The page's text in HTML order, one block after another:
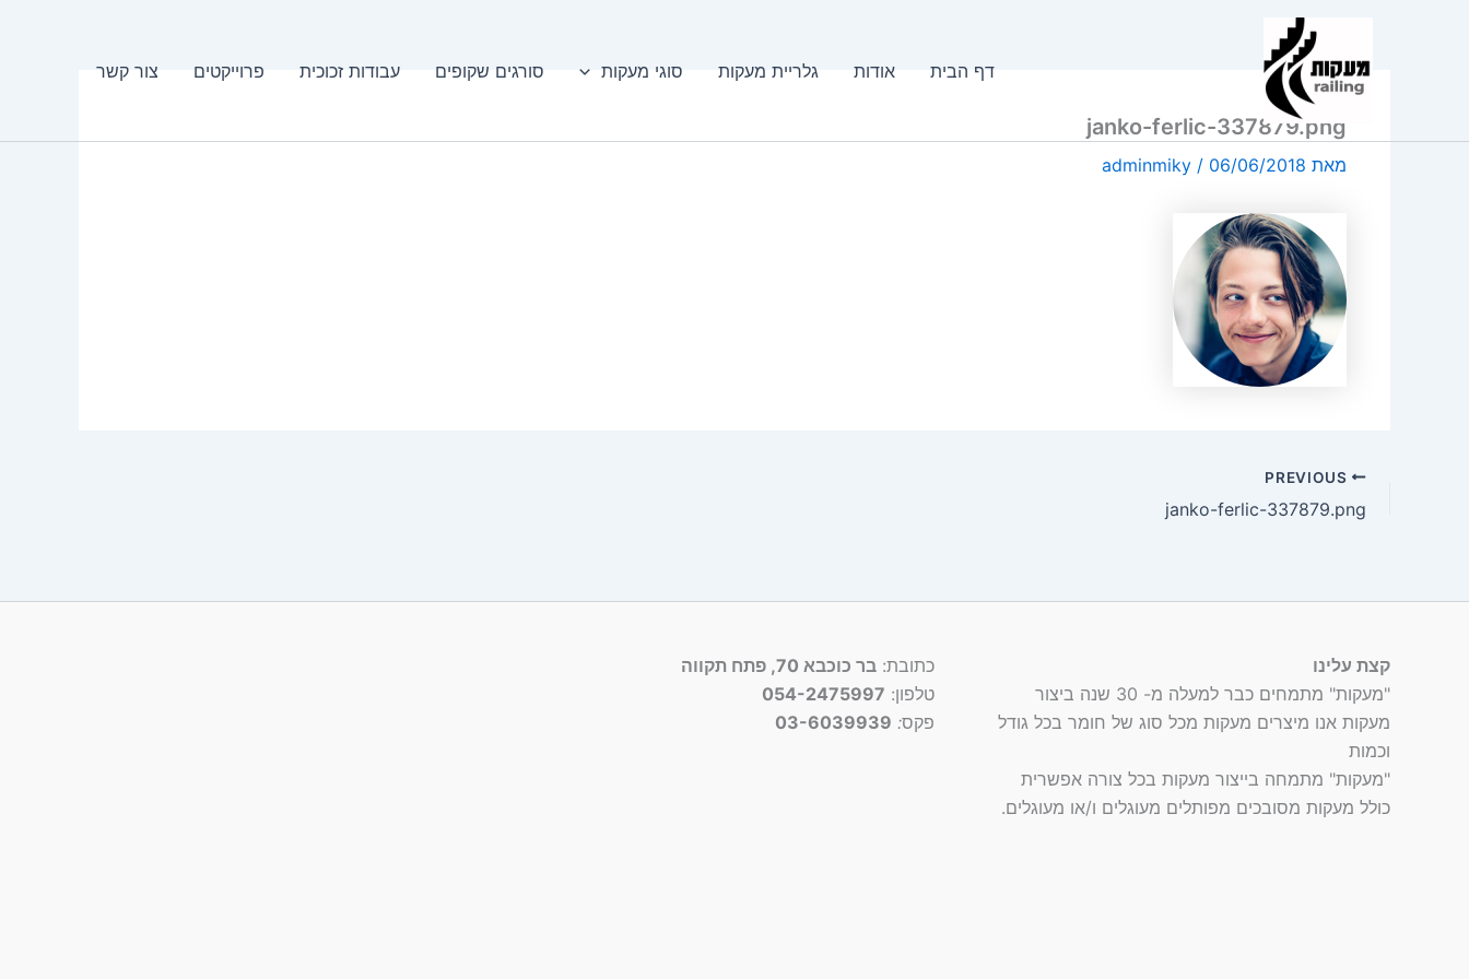
דף הבית
אודות גלריית מעקות סוגי מעקות סורגים שקופים עבודות זכוכית פרוייקטים צור קשר
janko-ferlic-337879.png
מאת adminmiky / 06/06/2018
janko-ferlic-337879.png
קצת עלינו
"מעקות" מתמחים כבר למעלה מ- 30 שנה ביצור
מעקות אנו מיצרים מעקות מכל סוג של חומר בכל גודל
וכמות
"מעקות" מתמחה בייצור מעקות בכל צורה אפשרית
כולל מעקות מסובכים מפותלים מעוגלים ו/או מעוגלים.
כתובת: בר כוכבא 70, פתח תקווה
טלפון: 054-2475997
פקס:
03-6039939